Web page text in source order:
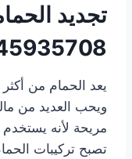
تجديد
0545935708 –
يعد الحمام من
ويحب العديد من
مريحة لأنه
تصبح تركيبات